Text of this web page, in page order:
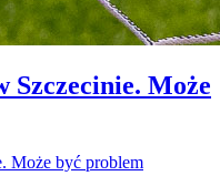
Szczecinie. Może